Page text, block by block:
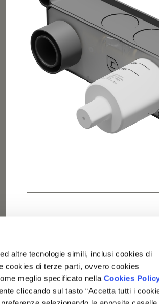
altre tecnologie simili, inclusi cookies di
cookies di terze parti, ovvero cookies
meglio specificato nella Cookies
cliccando sul tasto “Accetta tutti i